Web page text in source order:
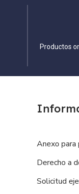
Productos
Anexo para
Derecho a
Solicitud